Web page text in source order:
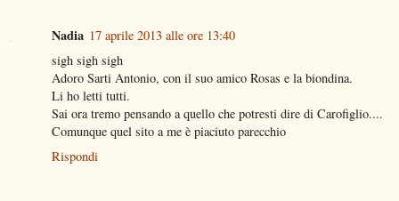
Nadia 17 aprile 2013 alle ore 13:40
sigh sigh sigh
Adoro Sarti Antonio, con il suo amico Rosas e la biondina.
Li ho letti tutti.
Sai ora tremo pensando a quello che potresti dire di Carofiglio....
Comunque quel sito a me è piaciuto parecchio
Rispondi